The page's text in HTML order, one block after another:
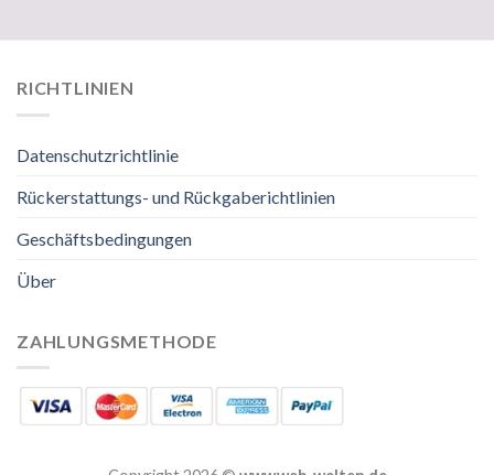
RICHTLINIEN
Datenschutzrichtlinie
Rückerstattungs- und Rückgaberichtlinien
Geschäftsbedingungen
Über
ZAHLUNGSMETHODE